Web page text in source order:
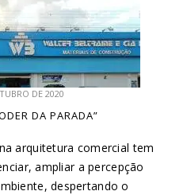
DE 2020
DA PARADA”
arquitetura comercial tem
ampliar a percepção
despertando o